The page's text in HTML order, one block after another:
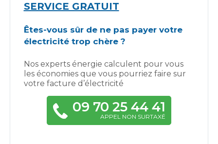
SERVICE GRATUIT
Êtes-vous sûr de ne pas payer votre
électricité trop chère ?
Nos experts énergie calculent pour vous
les économies que vous pourriez faire sur
votre facture d’électricité
09 70 25 44 41
APPEL NON SURTAXÉ